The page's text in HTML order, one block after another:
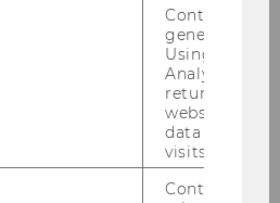
auf elektronischen Verkehr
"eZustellung NEU" im
Contains a
generated
Using this
Analytics can
returning
website and
data from
visits.
Contains